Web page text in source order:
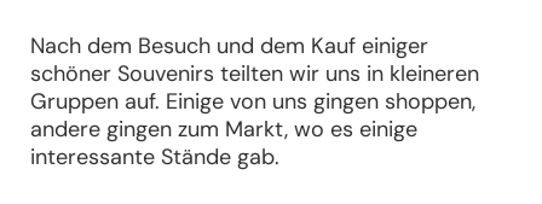
Nach dem Besuch und dem Kauf einiger
schöner Souvenirs teilten wir uns in kleineren
Gruppen auf. Einige von uns gingen shoppen,
andere gingen zum Markt, wo es einige
interessante Stände gab.